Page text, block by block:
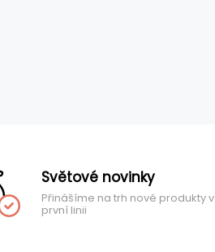
Světové novinky
Přinášíme na trh nové produkty v
první linii